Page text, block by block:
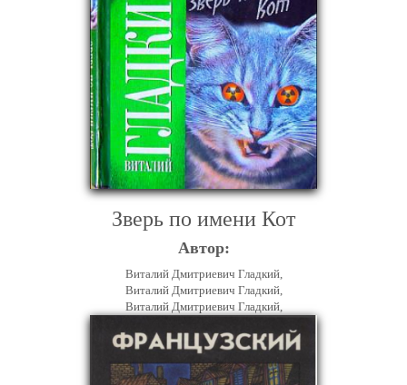
Зверь по имени Кот
Автор:
Виталий Дмитриевич Гладкий,
Виталий Дмитриевич Гладкий,
Виталий Дмитриевич Гладкий,